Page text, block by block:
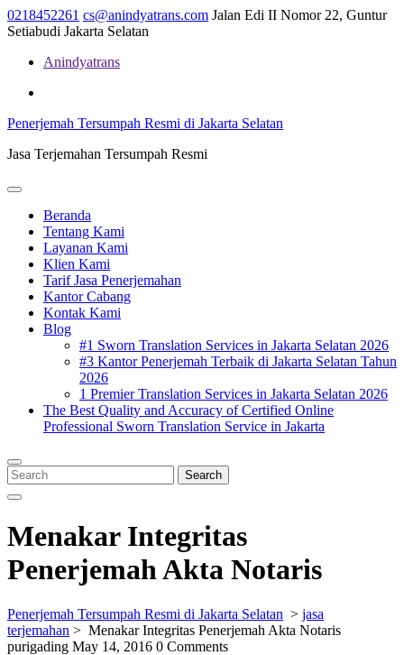
Skip
to
0218452261 cs@anindyatrans.com Jalan Edi II Nomor 22, Guntur
Setiabudi Jakarta Selatan
Anindyatrans
Penerjemah Tersumpah Resmi di Jakarta Selatan
Jasa Terjemahan Tersumpah Resmi
Open
Beranda
Tentang Kami
Layanan Kami
Klien Kami
Tarif Jasa Penerjemahan
Kantor Cabang
Kontak Kami
Blog
#1 Sworn Translation Services in Jakarta Selatan 2026
#3 Kantor Penerjemah Terbaik di Jakarta Selatan Tahun
2026
1 Premier Translation Services in Jakarta Selatan 2026
The Best Quality and Accuracy of Certified Online
Professional Sworn Translation Service in Jakarta
Close
Menu
Search
for:
Search
Menakar Integritas
Penerjemah Akta Notaris
Penerjemah Tersumpah Resmi di Jakarta Selatan > jasa
terjemahan > Menakar Integritas Penerjemah Akta Notaris
purigading May 14, 2016 0 Comments